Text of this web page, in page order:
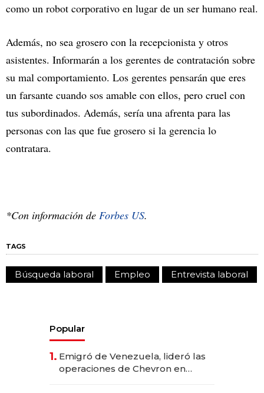
como un robot corporativo en lugar de un ser humano real.
Además, no sea grosero con la recepcionista y otros
asistentes. Informarán a los gerentes de contratación sobre
su mal comportamiento. Los gerentes pensarán que eres
un farsante cuando sos amable con ellos, pero cruel con
tus subordinados. Además, sería una afrenta para las
personas con las que fue grosero si la gerencia lo
contratara.
*Con información de Forbes US.
TAGS
Búsqueda laboral Empleo Entrevista laboral
Popular
1. Emigró de Venezuela, lideró las
operaciones de Chevron en